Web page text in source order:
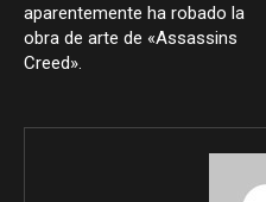
aparentemente ha robado la
obra de arte de «Assassins
Creed».